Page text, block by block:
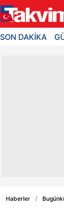
SON DAKİKA
Haberler